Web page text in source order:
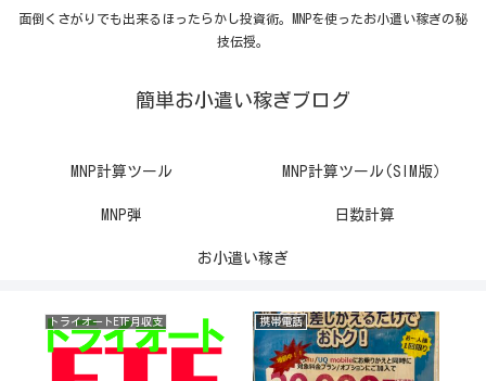
面倒くさがりでも出来るほったらかし投資術。MNPを使ったお小遣い稼ぎの秘
技伝授。
簡単お小遣い稼ぎブログ
MNP計算ツール MNP計算ツール(SIM版）
MNP弾 日数計算
お小遣い稼ぎ
トライオートETF月収支 携帯電話